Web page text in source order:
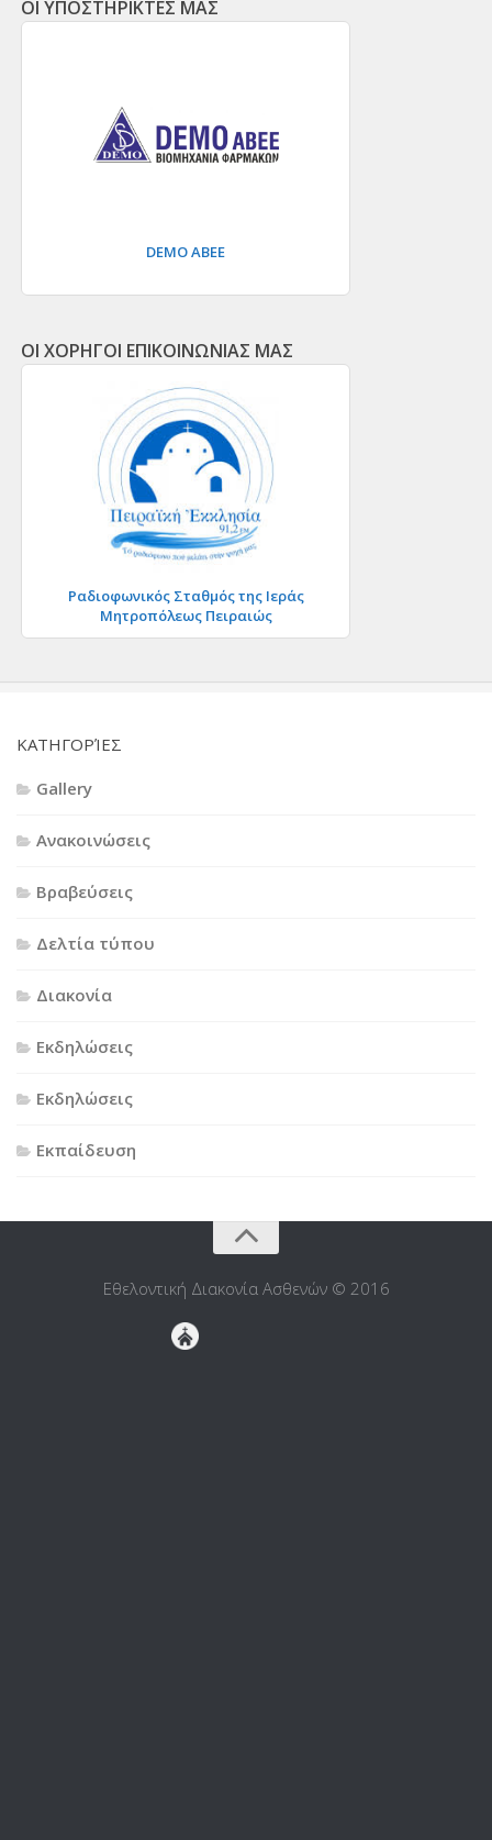
ΟΙ ΥΠΟΣΤΗΡΙΚΤΕΣ ΜΑΣ
DEMO ΑΒΕΕ
ΟΙ ΧΟΡΗΓΟΙ ΕΠΙΚΟΙΝΩΝΙΑΣ ΜΑΣ
Ραδιοφωνικός Σταθμός της Ιεράς
Μητροπόλεως Πειραιώς
KΑΤΗΓΟΡΊΕΣ
Gallery
Ανακοινώσεις
Βραβεύσεις
Δελτία τύπου
Διακονία
Εκδηλώσεις
Εκδηλώσεις
Εκπαίδευση
Εθελοντική Διακονία Ασθενών © 2016